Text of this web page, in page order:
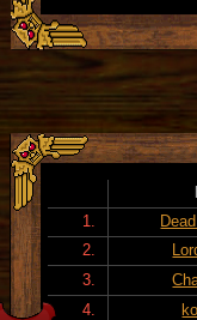
1.
2.
3.
4.